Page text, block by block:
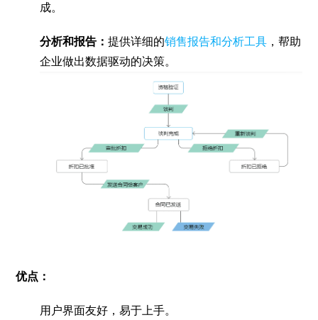
成。
分析和报告：提供详细的销售报告和分析工具 ，帮助
企业做出数据驱动的决策。
优点：
用户界面友好，易于上手。